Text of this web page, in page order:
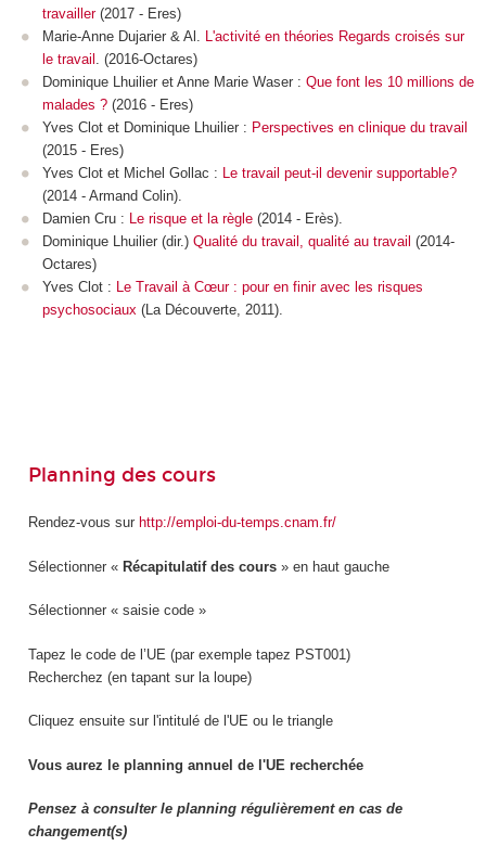
travailler (2017 - Eres)
Marie-Anne Dujarier & Al.
L'activité en théories Regards croisés sur
le travail
. (2016-Octares)
Dominique Lhuilier et Anne Marie Waser : Que font les 10 millions de
malades ? (2016 - Eres)
Yves Clot et Dominique Lhuilier : Perspectives en clinique du travail
(2015 - Eres)
Yves Clot et Michel Gollac :
Le travail peut-il devenir supportable?
(2014 - Armand Colin).
Damien Cru :
Le risque et la règle (2014 - Erès).
Dominique Lhuilier (dir.) Qualité du travail, qualité au travail (2014-
Octares)
Yves Clot :
Le Travail à Cœur : pour en finir avec les risques
psychosociaux (La Découverte, 2011).
Planning des cours
Rendez-vous sur http://emploi-du-temps.cnam.fr/
Sélectionner « Récapitulatif des cours» en haut gauche
Sélectionner « saisie code »
Tapez le code de l’UE (par exemple tapez PST001)
Recherchez (en tapant sur la loupe)
Cliquez ensuite sur l'intitulé de l'UE ou le triangle
Vous aurez le planning annuel de l'UE recherchée
Pensez à consulter le planning régulièrement en cas de
changement(s)